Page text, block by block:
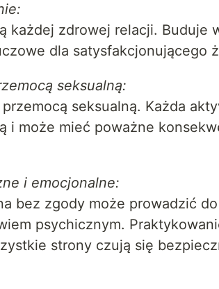
każdej zdrowej relacji. Buduje
dla satysfakcjonującego
seksualną:
seksualną. Każda
i może mieć poważne
i emocjonalne:
bez zgody może prowadzić
psychicznym.
strony czują się